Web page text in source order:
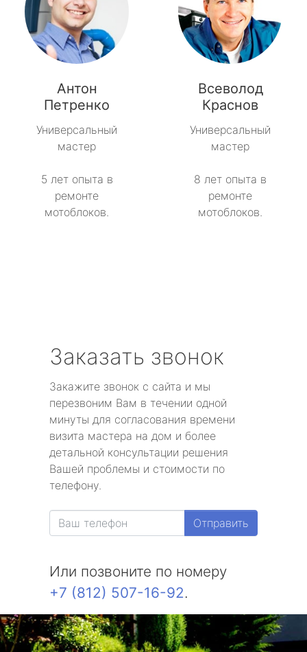
Янино-1
Антон
Петренко
Универсальный
мастер
5 лет опыта в
ремонте
мотоблоков.
Всеволод
Краснов
Универсальный
мастер
8 лет опыта в
ремонте
мотоблоков.
Заказать звонок
Закажите звонок с сайта и мы
перезвоним Вам в течении одной
минуты для согласования времени
визита мастера на дом и более
детальной консультации решения
Вашей проблемы и стоимости по
телефону.
Отправить
Или позвоните по номеру
+7 (812) 507-16-92.